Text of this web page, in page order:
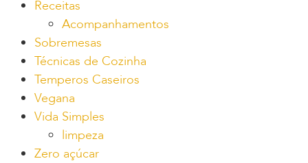
Receitas
Acompanhamentos
Sobremesas
Técnicas de Cozinha
Temperos Caseiros
Vegana
Vida Simples
limpeza
Zero açúcar